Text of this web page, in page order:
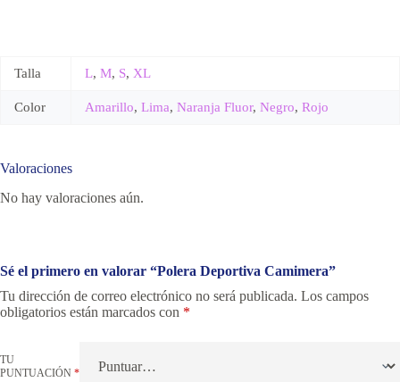
Talla L, M, S, XL
Color Amarillo, Lima, Naranja Fluor, Negro, Rojo
Valoraciones
No hay valoraciones aún.
Sé el primero en valorar “Polera Deportiva Camimera”
Tu dirección de correo electrónico no será publicada. Los campos
obligatorios están marcados con *
TU
PUNTUACIÓN *